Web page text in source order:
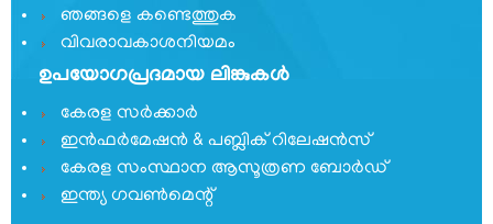
ഞങ്ങളെ കണ്ടെത്തുക
വിവരാവകാശനിയമം
ഉപയോഗപ്രദമായ ലിങ്കുകൾ
കേരള സർക്കാർ
ഇൻഫർമേഷൻ & പബ്ലിക് റിലേഷൻസ്
കേരള സംസ്ഥാന ആസൂത്രണ ബോർഡ്
ഇന്ത്യ ഗവണ്‍മെന്റ്